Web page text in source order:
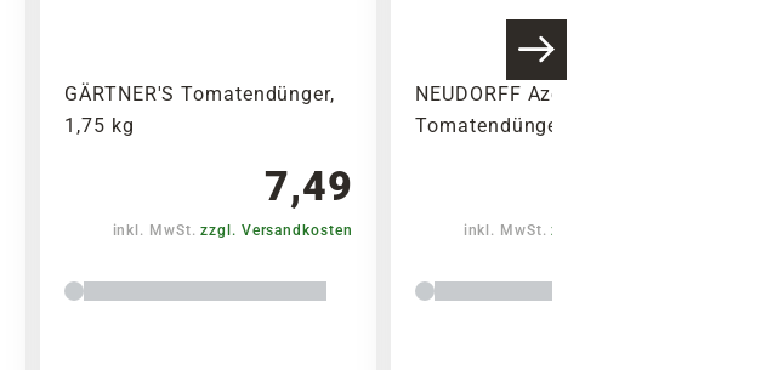
GÄRTNER'S Tomatendünger,
1,75 kg
7,49
inkl. MwSt.zzgl. Versandkosten
NEUDORFF Azet
Tomatendünger, 2,5 kg
inkl. MwSt.zzgl. Versandkosten